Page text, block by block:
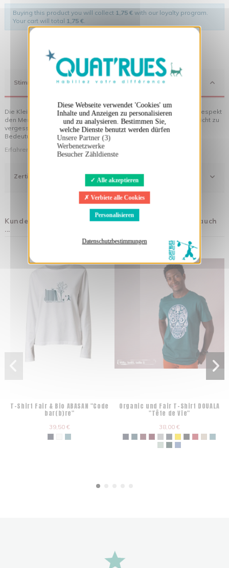
Diese Webseite verwendet 'Cookies' um
Inhalte und Anzeigen zu personalisieren
und zu analysieren. Bestimmen Sie,
welche Dienste benutzt werden dürfen
Unsere Partner (3)
Werbenetzwerke
Besucher Zähldienste
Alle akzeptieren
Verbiete alle Cookies
Personalisieren
Datenschutzbestimmungen
Buying this product you will collect 1,75 € with our loyalty program.
Your cart will total 1,75 €
Stimmung
Die Kleidung von Quat'rues besteht aus Bio-Baumwolle, die mit Respekt
den Menschen und ihrer Umwelt gegenüber hergestellt wurde... nicht zu
vergessen die originellen Motive, die Ihrer Kleidung noch mehr
Bedeutung verleihen!
Erfahren Sie mehr über unsere Philosophie
Zertifizierung
Kunden, die diesen Artikel gekauft haben, kauften auch
...
T-Shirt Fair & Bio ABASAN "Code
bar(b)re"
39,50 €
Organic und Fair T-Shirt DOUALA
"Tête de Vie"
38,00 €